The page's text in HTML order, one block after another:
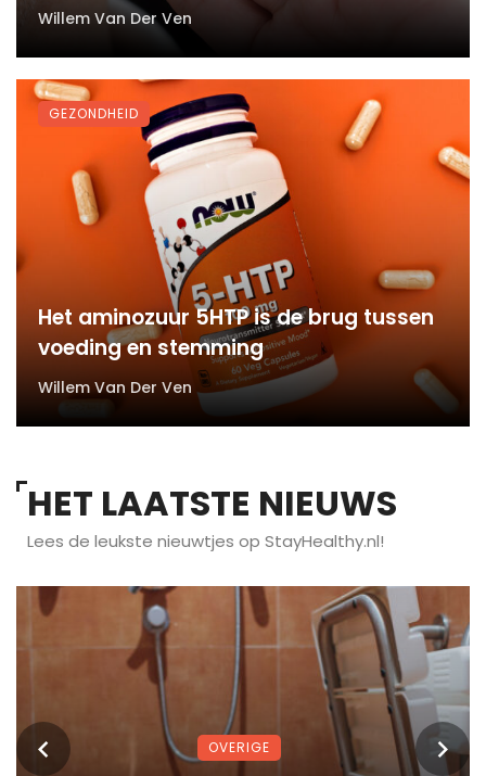
Willem Van Der Ven
Het aminozuur 5HTP is de brug tussen
voeding en stemming
Willem Van Der Ven
GEZONDHEID
HET LAATSTE NIEUWS
Lees de leukste nieuwtjes op StayHealthy.nl!
OVERIGE